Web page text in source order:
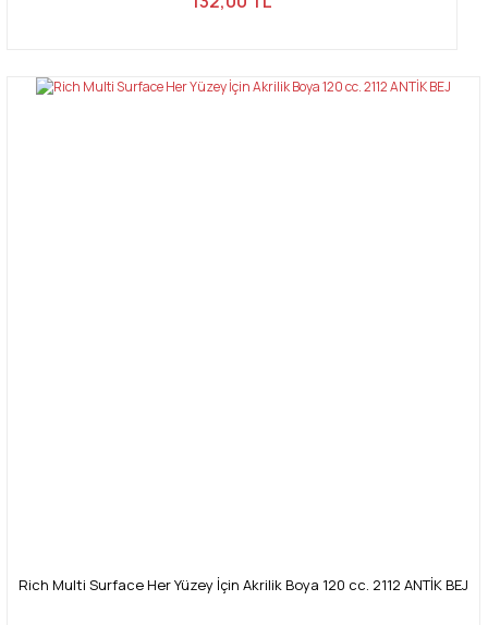
Rich Multi Surface Her Yüzey İçin Akrilik Boya 120 cc. 2112 ANTİK BEJ